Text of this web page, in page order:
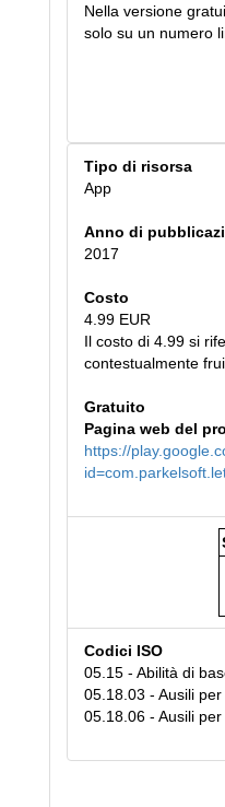
Nella versione
solo su un numero
Tipo di risorsa
App
Anno di
2017
Costo
4.99 EUR
Il costo di 4.99 si
contestualmente
Gratuito
Pagina web del
https://
Codici ISO
05.15 - Abilità di
05.18.03 - Ausili
05.18.06 - Ausili